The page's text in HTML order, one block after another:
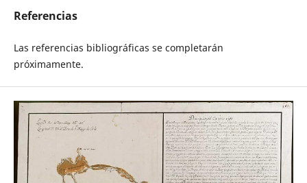
Referencias
Las referencias bibliográficas se completarán
próximamente.